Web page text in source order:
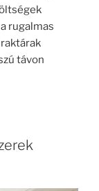
rugalmas
távon